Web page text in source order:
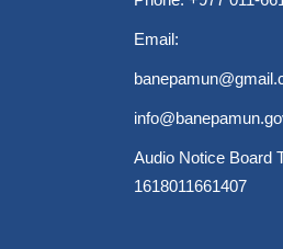
Email:
Audio Notice Board
1618011661407